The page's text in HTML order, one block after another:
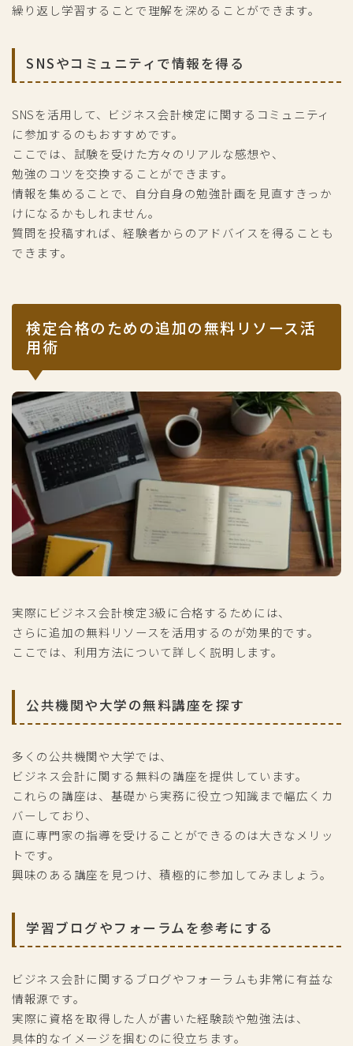
繰り返し学習することで理解を深めることができます。
SNSやコミュニティで情報を得る
SNSを活用して、ビジネス会計検定に関するコミュニティ
に参加するのもおすすめです。
ここでは、試験を受けた方々のリアルな感想や、
勉強のコツを交換することができます。
情報を集めることで、自分自身の勉強計画を見直すきっか
けになるかもしれません。
質問を投稿すれば、経験者からのアドバイスを得ることも
できます。
検定合格のための追加の無料リソース活
用術
実際にビジネス会計検定3級に合格するためには、
さらに追加の無料リソースを活用するのが効果的です。
ここでは、利用方法について詳しく説明します。
公共機関や大学の無料講座を探す
多くの公共機関や大学では、
ビジネス会計に関する無料の講座を提供しています。
これらの講座は、基礎から実務に役立つ知識まで幅広くカ
バーしており、
直に専門家の指導を受けることができるのは大きなメリッ
トです。
興味のある講座を見つけ、積極的に参加してみましょう。
学習ブログやフォーラムを参考にする
ビジネス会計に関するブログやフォーラムも非常に有益な
情報源です。
実際に資格を取得した人が書いた経験談や勉強法は、
具体的なイメージを掴むのに役立ちます。